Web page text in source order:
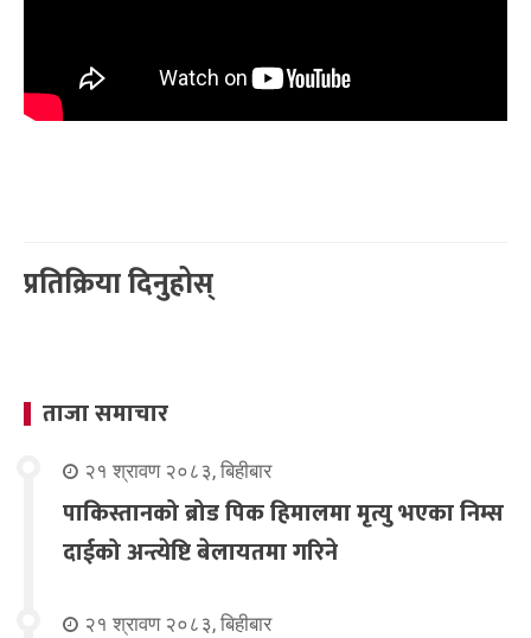
प्रतिक्रिया दिनुहोस्
ताजा समाचार
२१ श्रावण २०८३, बिहीबार
पाकिस्तानको ब्रोड पिक हिमालमा मृत्यु भएका निम्स
दाईको अन्त्येष्टि बेलायतमा गरिने
२१ श्रावण २०८३, बिहीबार